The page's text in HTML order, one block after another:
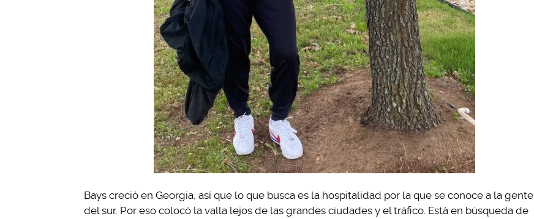
Bays creció en Georgia, así que lo que busca es la hospitalidad por la que se conoce a la gente
del sur. Por eso colocó la valla lejos de las grandes ciudades y el tráfico. Está en búsqueda de